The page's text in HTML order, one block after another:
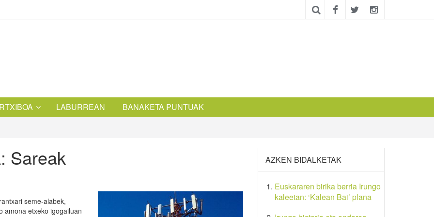
LABURREAN BANAKETA PUNTUAK
Sareak
seme-alabek,
amona etxeko igogailuan
AZKEN BIDALKETAK
Euskararen birika berria Irungo
kaleetan: ‘Kalean Bai’ plana